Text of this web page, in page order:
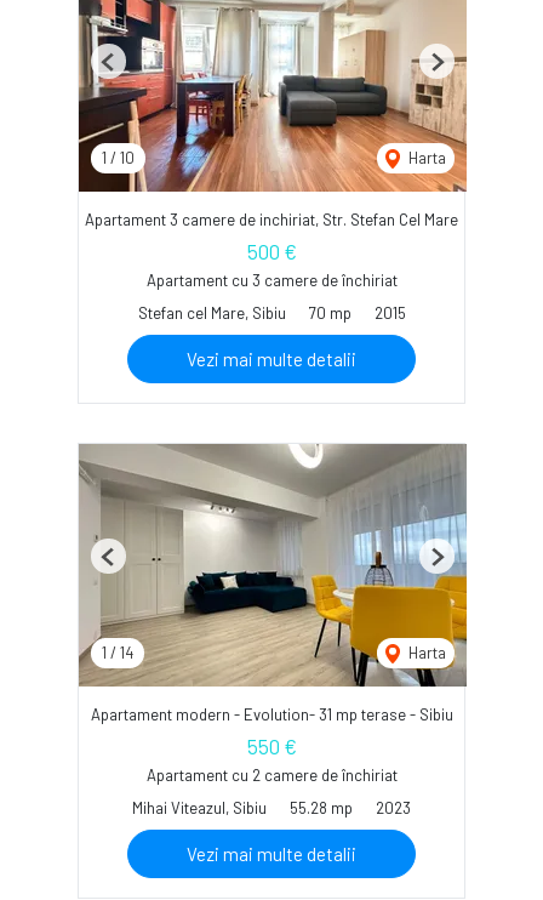
1 / 10 Harta
Previous Next
Apartament 3 camere de inchiriat, Str. Stefan Cel Mare
500 €
Apartament cu 3 camere de închiriat
Stefan cel Mare, Sibiu
70 mp 2015
Vezi mai multe detalii
1 / 14 Harta
Previous Next
Apartament modern - Evolution- 31 mp terase - Sibiu
550 €
Apartament cu 2 camere de închiriat
Mihai Viteazul, Sibiu
55.28 mp 2023
Vezi mai multe detalii